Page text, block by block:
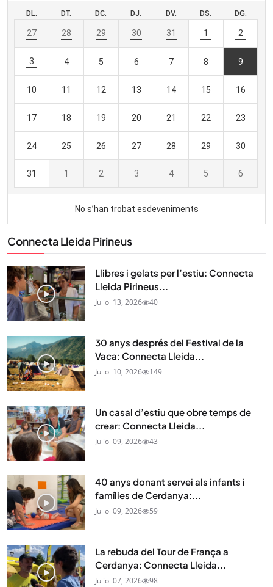
Connecta Lleida Pirineus
Llibres i gelats per l’estiu: Connecta
Lleida Pirineus...
Juliol 13, 2026 40
30 anys després del Festival de la
Vaca: Connecta Lleida...
Juliol 10, 2026 149
Un casal d’estiu que obre temps de
crear: Connecta Lleida...
Juliol 09, 2026 43
40 anys donant servei als infants i
famílies de Cerdanya:...
Juliol 09, 2026 59
La rebuda del Tour de França a
Cerdanya: Connecta Lleida...
Juliol 07, 2026 98